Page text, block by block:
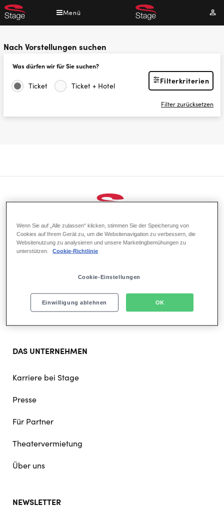
Direkt
zum
Menü
Nach Vorstellungen suchen
Was dürfen wir für Sie suchen?
Ticket Ticket + Hotel
Filterkriterien
Filter zurücksetzen
Footer
doormat
UNSERE STANDORTE
Musicals in Berlin
Musicals in Stuttgart
DAS UNTERNEHMEN
Karriere bei Stage
Presse
Für Partner
Theatervermietung
Über uns
NEWSLETTER
Wenn Sie auf „Alle zulassen“ klicken, stimmen Sie der Speicherung von
Cookies auf Ihrem Gerät zu, um die Websitenavigation zu verbessern, die
Websitenutzung zu analysieren und unsere Marketingbemühungen zu
unterstützen.
Cookie-Richtlinie
Cookie-Einstellungen
Einwilligung ablehnen OK